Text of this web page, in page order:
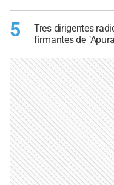
5
Tres dirigentes
firmantes de